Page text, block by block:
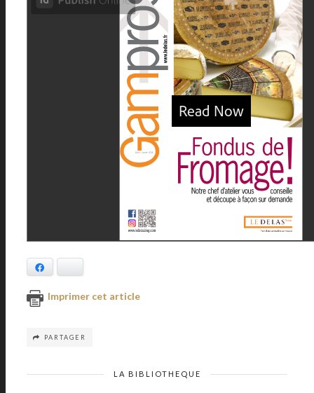
Imprimer cet article
PARTAGER
LA BIBLIOTHEQUE